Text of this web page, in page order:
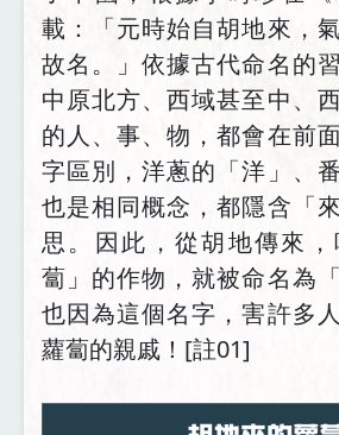
載：「元時始自胡地來，
故名。」依據古代命名的
中原北方、西域甚至中、
的人、事、物，都會在前
字區別，洋蔥的「洋」、
也是相同概念，都隱含「
思。因此，從胡地傳來
蔔」的作物，就被命名為
也因為這個名字，害許多
蘿蔔的親戚！[註01]